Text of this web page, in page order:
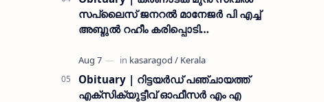
സപ്ലൈസ് ജനറൽ മാനേജർ പി എച്ച്
അബ്ദുൽ റഹീം കരിപ്പൊടി
Obituary | റിട്ടയർഡ് പഞ്ചായത്ത്
എക്സിക്യുട്ടീവ് ഓഫീസർ എം എ